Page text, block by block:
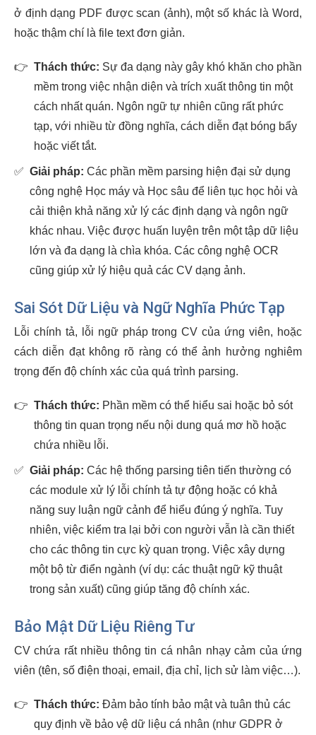
ở định dạng PDF được scan (ảnh), một số khác là Word,
hoặc thậm chí là file text đơn giản.
👉 Thách thức: Sự đa dạng này gây khó khăn cho phần
mềm trong việc nhận diện và trích xuất thông tin một
cách nhất quán. Ngôn ngữ tự nhiên cũng rất phức
tạp, với nhiều từ đồng nghĩa, cách diễn đạt bóng bẩy
hoặc viết tắt.
✅ Giải pháp: Các phần mềm parsing hiện đại sử dụng
công nghệ Học máy và Học sâu để liên tục học hỏi và
cải thiện khả năng xử lý các định dạng và ngôn ngữ
khác nhau. Việc được huấn luyện trên một tập dữ liệu
lớn và đa dạng là chìa khóa. Các công nghệ OCR
cũng giúp xử lý hiệu quả các CV dạng ảnh.
Sai Sót Dữ Liệu và Ngữ Nghĩa Phức Tạp
Lỗi chính tả, lỗi ngữ pháp trong CV của ứng viên, hoặc
cách diễn đạt không rõ ràng có thể ảnh hưởng nghiêm
trọng đến độ chính xác của quá trình parsing.
👉 Thách thức: Phần mềm có thể hiểu sai hoặc bỏ sót
thông tin quan trọng nếu nội dung quá mơ hồ hoặc
chứa nhiều lỗi.
✅ Giải pháp: Các hệ thống parsing tiên tiến thường có
các module xử lý lỗi chính tả tự động hoặc có khả
năng suy luận ngữ cảnh để hiểu đúng ý nghĩa. Tuy
nhiên, việc kiểm tra lại bởi con người vẫn là cần thiết
cho các thông tin cực kỳ quan trọng. Việc xây dựng
một bộ từ điển ngành (ví dụ: các thuật ngữ kỹ thuật
trong sản xuất) cũng giúp tăng độ chính xác.
Bảo Mật Dữ Liệu Riêng Tư
CV chứa rất nhiều thông tin cá nhân nhạy cảm của ứng
viên (tên, số điện thoại, email, địa chỉ, lịch sử làm việc…).
👉 Thách thức: Đảm bảo tính bảo mật và tuân thủ các
quy định về bảo vệ dữ liệu cá nhân (như GDPR ở